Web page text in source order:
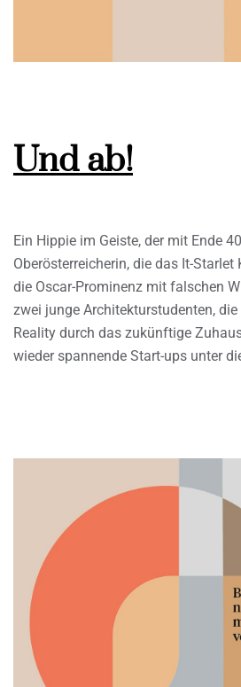
Und ab!
Ein Hippie im Geiste, der mit Ende
Oberösterreicherin, die das It-
die Oscar-Prominenz mit falschen
zwei junge Architekturstudenten, die
Reality durch das zukünftige
wieder spannende Start-ups unter